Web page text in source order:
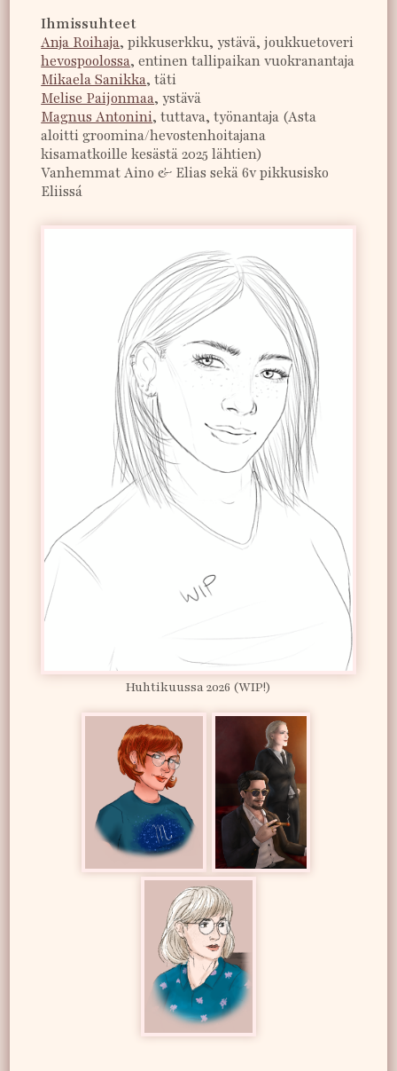
Ihmissuhteet
Anja Roihaja, pikkuserkku, ystävä, joukkuetoveri
hevospoolossa, entinen tallipaikan vuokranantaja
Mikaela Sanikka, täti
Melise Paijonmaa, ystävä
Magnus Antonini, tuttava, työnantaja (Asta
aloitti groomina/hevostenhoitajana
kisamatkoille kesästä 2025 lähtien)
Vanhemmat Aino & Elias sekä 6v pikkusisko
Eliissá
Huhtikuussa 2026 (WIP!)